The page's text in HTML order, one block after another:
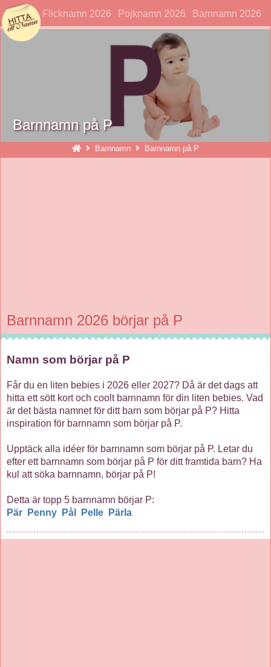
hittaettnamn
Flicknamn 2026 Pojknamn 2026 Barnnamn 2026
Barnnamn på P
Barnnamn Barnnamn på P
Barnnamn 2026 börjar på P
Namn som börjar på P
Får du en liten bebies i 2026 eller 2027? Då är det dags att
hitta ett sött kort och coolt barnnamn för din liten bebies. Vad
är det bästa namnet för ditt barn som börjar på P? Hitta
inspiration för barnnamn som börjar på P.
Upptäck alla idéer för barnnamn som börjar på P. Letar du
efter ett barnnamn som börjar på P för ditt framtida barn? Ha
kul att söka barnnamn, börjar på P!
Detta är topp 5 barnnamn börjar P:
Pär
Penny Pål Pelle Pärla